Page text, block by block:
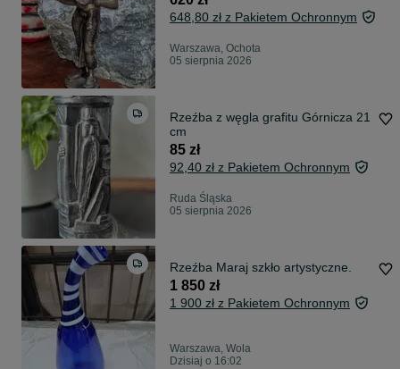
648,80 zł z Pakietem Ochronnym
Warszawa, Ochota
05 sierpnia 2026
Rzeźba z węgla grafitu Górnicza 21
cm
85 zł
92,40 zł z Pakietem Ochronnym
Ruda Śląska
05 sierpnia 2026
Rzeźba Maraj szkło artystyczne.
1 850 zł
1 900 zł z Pakietem Ochronnym
Warszawa, Wola
Dzisiaj o 16:02